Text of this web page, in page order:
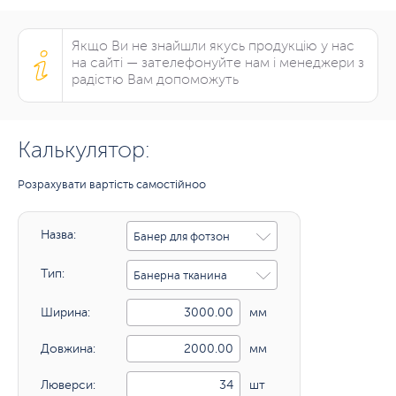
Якщо Ви не знайшли якусь продукцію у нас
на сайті — зателефонуйте нам і менеджери з
радістю Вам допоможуть
Калькулятор:
Розрахувати вартість самостійноо
Назва: Банер для фотзон
Тип: Банерна тканина
Ширина: мм
Довжина: мм
Люверси: шт